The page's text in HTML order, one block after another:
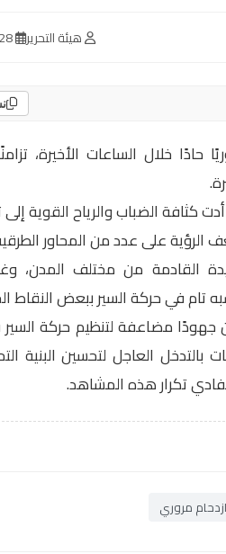
هيئة التحرير
حادًا خلال الساعات الأخيرة،
كثافة الضباب والرياح القوية إلى
على عدد من المحاور
القادمة من مختلف المدن،
تام في حركة السير ببعض النقاط
جهودًا مضاعفة لتنظيم حركة
العاجل لتحسين البنية
تكرار هذه المشاهد.
مروري